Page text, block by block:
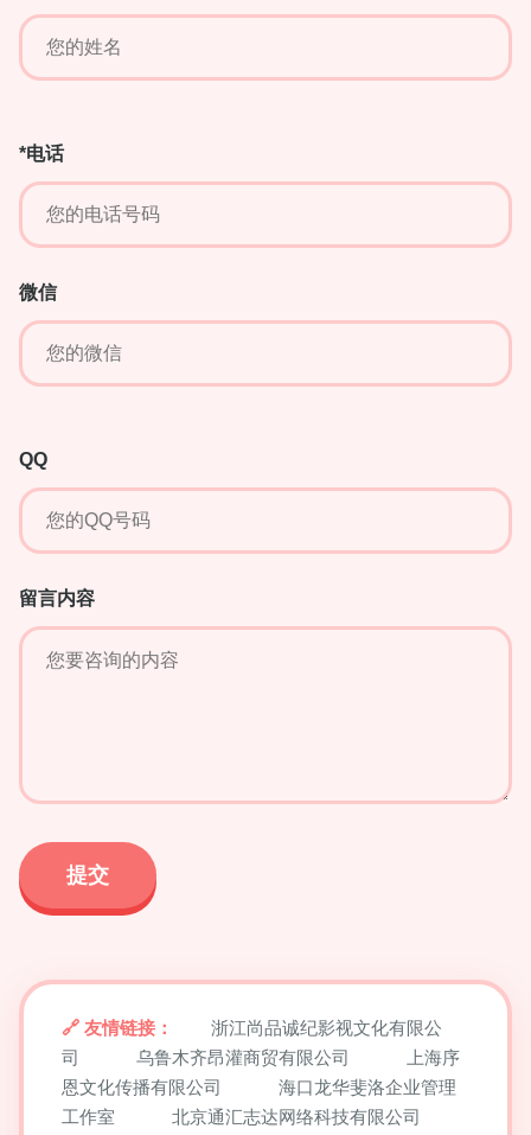
*电话
微信
QQ
留言内容
友情链接：
浙江尚品诚纪影视文化有限公
司
乌鲁木齐昂灌商贸有限公司
上海序
恩文化传播有限公司
海口龙华斐洛企业管理
工作室
北京通汇志达网络科技有限公司